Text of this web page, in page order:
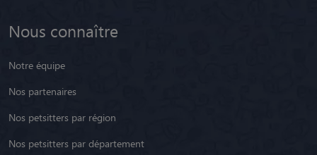
Nous connaître
Notre équipe
Nos partenaires
Nos petsitters par région
Nos petsitters par département